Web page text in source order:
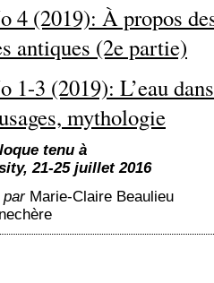
4 (2019): À propos
antiques (2e partie)
1-3 (2019): L’eau
mythologie
tenu à
21-25 juillet 2016
par Marie-Claire Beaulieu